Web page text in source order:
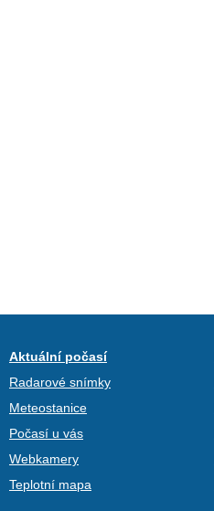
Aktuální počasí
Radarové snímky
Meteostanice
Počasí u vás
Webkamery
Teplotní mapa